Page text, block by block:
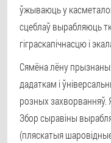
ўжываюць у
сцеблаў вырабляюць
гіграскапічнасцю і
Сямёна лёну
дадаткам і
розных
Збор сыравіны
(пляскатыя